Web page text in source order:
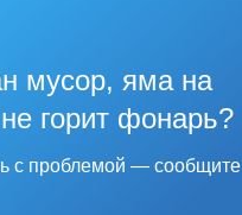
мусор, яма на
горит фонарь?
с проблемой — сообщите